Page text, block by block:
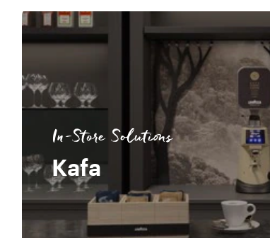
In-Store Solutions
Kafa